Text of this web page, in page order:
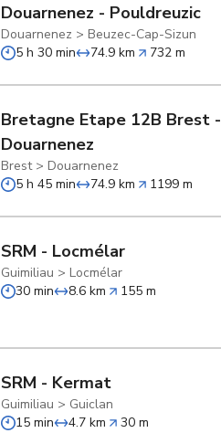
Douarnenez - Pouldreuzic
Douarnenez >Beuzec-Cap-Sizun
5 h 30 min
74.9 km 732 m
Bretagne Etape 12B Brest -
Douarnenez
Brest>Douarnenez
5 h 45 min
74.9 km 1199 m
SRM - Locmélar
Guimiliau >Locmélar
30 min
8.6 km 155 m
SRM - Kermat
Guimiliau > Guiclan
15 min
4.7 km 30 m